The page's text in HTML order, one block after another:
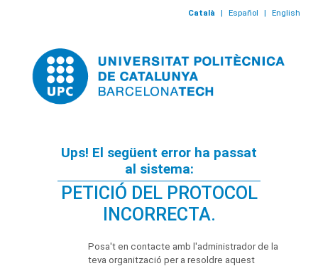
Català | Español | English
Ups! El següent error ha passat
al sistema:
PETICIÓ DEL PROTOCOL
INCORRECTA.
Posa't en contacte amb l'administrador de la
teva organització per a resoldre aquest